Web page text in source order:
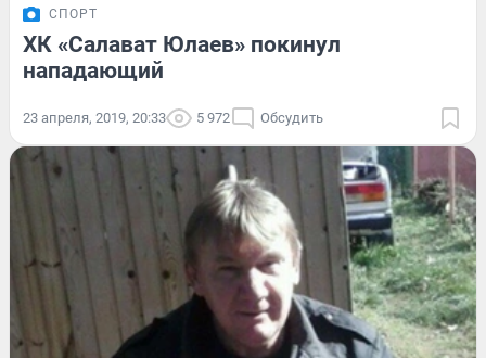
СПОРТ
ХК «Салават Юлаев» покинул
нападающий
23 апреля, 2019, 20:33 5 972 Обсудить